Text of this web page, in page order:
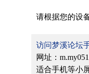
请根据您的设
访问梦溪论坛
网址：
适合手机等小